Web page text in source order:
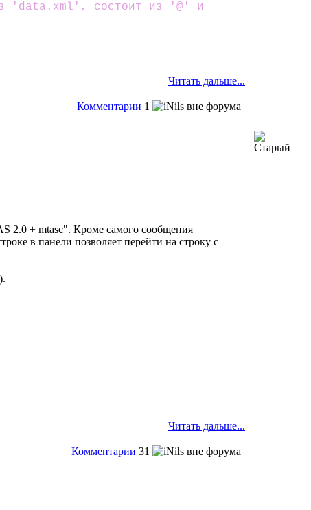
из 'data.xml', состоит из '@' и
Читать дальше...
Комментарии 1
2.0 + mtasc". Кроме самого сообщения
в панели позволяет перейти на строку с
Читать дальше...
Комментарии 31